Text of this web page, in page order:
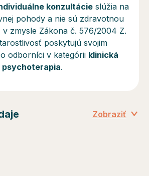
konzultácie slúžia na
pohody a nie sú zdravotnou
zmysle Zákona č. 576/2004 Z.
poskytujú svojim
odborníci v kategórii klinická
psychoterapia.
Zobraziť